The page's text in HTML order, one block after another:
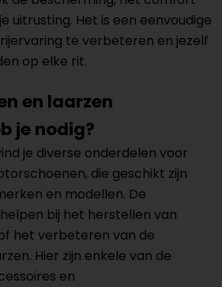
uitrusting. Het is een eenvoudige
te verbeteren en jezelf
op elke rit.
en laarzen
je nodig?
je diverse onderdelen voor
die geschikt zijn
en modellen. De
bij het herstellen van
het verbeteren van de
Hier zijn enkele van de
en